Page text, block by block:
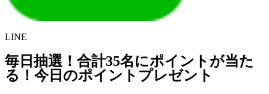
LINE
毎日抽選！合計35名にポイントが当た
る！今日のポイントプレゼント